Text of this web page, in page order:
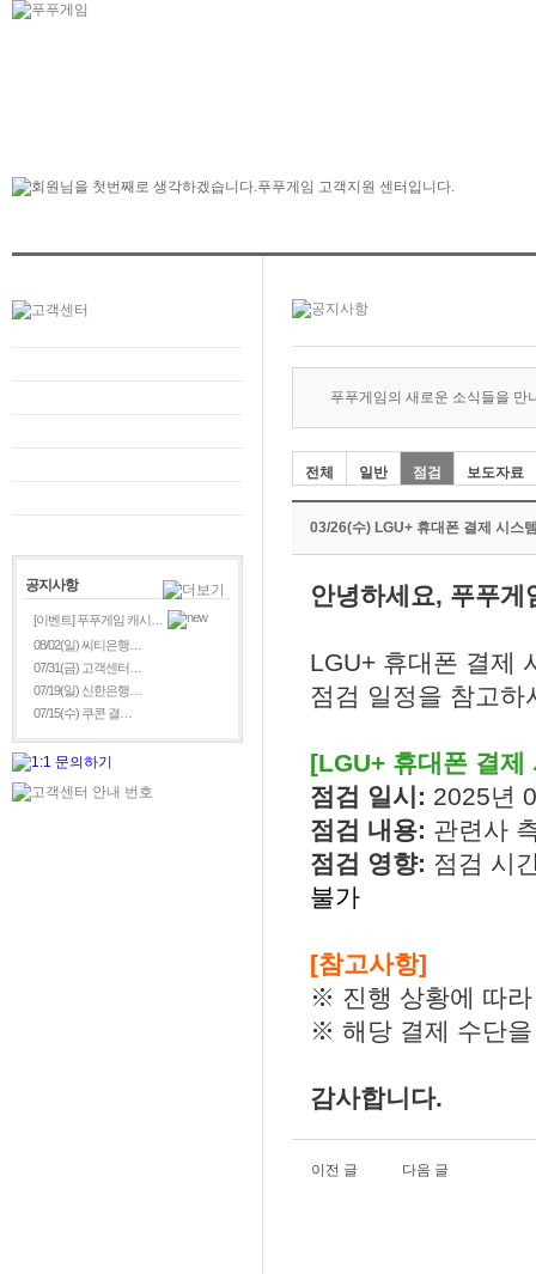
공지사항
[이벤트] 푸푸게임 캐시…
08/02(일) 씨티은행…
07/31(금) 고객센터…
07/19(일) 신한은행…
07/15(수) 쿠콘 결…
푸푸게임의 새로운 소식들을 만
전체 일반 점검 보도자료
03/26(수) LGU+ 휴대폰 결제 시스
안녕하세요, 푸푸게
LGU+ 휴대폰 결제
점검 일정을 참고
[LGU+ 휴대폰 결제
점검 일시: 2025년
점검 내용: 관련사
점검 영향: 점검 시
불가
[참고사항]
※ 진행 상황에 따
※ 해당 결제 수단
감사합니다.
이전 글 다음 글